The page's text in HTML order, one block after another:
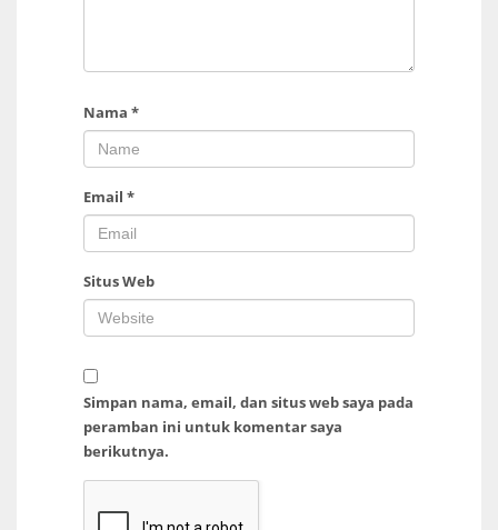
Nama *
Email *
Situs Web
Simpan nama, email, dan situs web saya pada
peramban ini untuk komentar saya
berikutnya.